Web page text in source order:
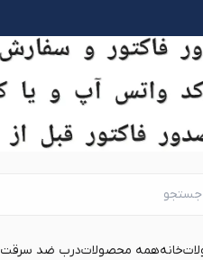
خانههمه محصولاتدرب ضد سرقت